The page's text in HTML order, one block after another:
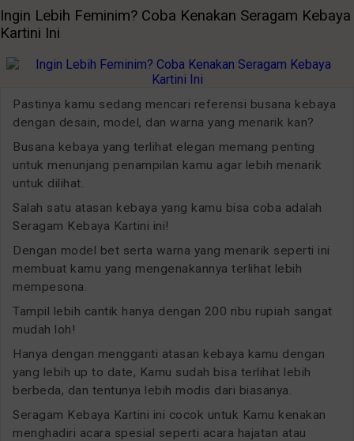
Ingin Lebih Feminim? Coba Kenakan Seragam Kebaya
Kartini Ini
Pastinya kamu sedang mencari referensi busana kebaya
dengan desain, model, dan warna yang menarik kan?
Busana kebaya yang terlihat elegan memang penting
untuk menunjang penampilan kamu agar lebih menarik
untuk dilihat.
Salah satu atasan kebaya yang kamu bisa coba adalah
Seragam Kebaya Kartini ini!
Dengan model bet serta warna yang menarik seperti ini
membuat kamu yang mengenakannya terlihat lebih
mempesona.
Tampil lebih cantik hanya dengan 200 ribu rupiah sangat
mudah loh!
Hanya dengan mengganti atasan kebaya kamu dengan
yang lebih up to date, Kamu sudah bisa terlihat lebih
berbeda, dan tentunya lebih modis dari biasanya.
Seragam Kebaya Kartini ini cocok untuk Kamu kenakan
menghadiri acara spesial seperti acara hajatan atau